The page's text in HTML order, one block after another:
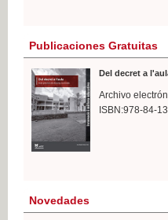
Publicaciones Gratuitas
Del decret a
Archivo
ISBN:978-84-
Novedades